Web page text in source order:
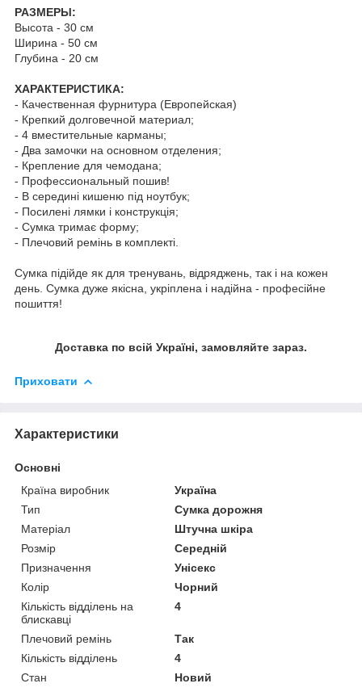
РАЗМЕРЫ:
Высота - 30 см
Ширина - 50 см
Глубина - 20 см
ХАРАКТЕРИСТИКА:
- Качественная фурнитура (Европейская)
- Крепкий долговечной материал;
- 4 вместительные карманы;
- Два замочки на основном отделения;
- Крепление для чемодана;
- Профессиональный пошив!
- В середині кишеню під ноутбук;
- Посилені лямки і конструкція;
- Сумка тримає форму;
- Плечовий ремінь в комплекті.
Сумка підійде як для тренувань, відряджень, так і на кожен
день. Сумка дуже якісна, укріплена і надійна - професійне
пошиття!
Доставка по всій Україні, замовляйте зараз.
Приховати
Характеристики
Основні
Країна виробник
Україна
Тип
Сумка дорожня
Матеріал
Штучна шкіра
Розмір
Середній
Призначення
Унісекс
Колір
Чорний
Кількість відділень на
блискавці
4
Плечовий ремінь
Так
Кількість відділень
4
Стан
Новий